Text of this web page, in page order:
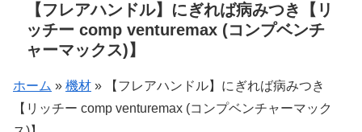
【フレアハンドル】にぎれば病みつき【リ
ッチー comp venturemax (コンプベンチ
ャーマックス)】
ホーム » 機材 » 【フレアハンドル】にぎれば病みつき
【リッチー comp venturemax (コンプベンチャーマック